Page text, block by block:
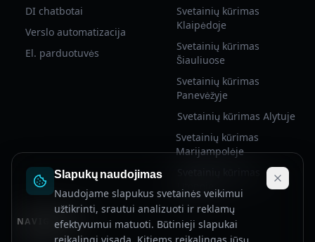
DI chatbotai
Verslo automatizacija
El. parduotuvės
Svetainių kūrimas
Klaipėdoje
Svetainių kūrimas
Šiauliuose
Svetainių kūrimas
Panevėžyje
Svetainių kūrimas Alytuje
Svetainių kūrimas
Marijampolėje
Utenoje
NAVIGACIJA
Sveiki! Aš esu Kodexa virtualus
asistentas. Galiu atsakyti į klausimus
apie mūsų paslaugas, kainas, procesą ir
kt. Kaip galiu padėti?
Slapukų naudojimas
Naudojame slapukus svetainės veikimui
užtikrinti, srautui analizuoti ir reklamų
efektyvumui matuoti. Būtinieji slapukai